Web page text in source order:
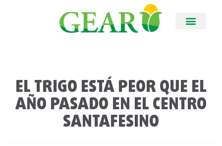
EL TRIGO ESTÁ PEOR QUE EL
AÑO PASADO EN EL CENTRO
SANTAFESINO